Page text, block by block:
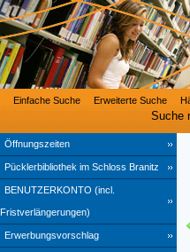
Öffnungszeiten
Pücklerbibliothek im Schloss Branitz
BENUTZERKONTO (incl.
Fristverlängerungen)
Erwerbungsvorschlag
Einfache Suche Erweiterte Suche
Suche